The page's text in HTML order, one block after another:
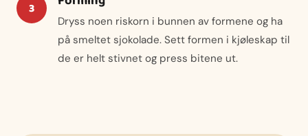
Dryss noen riskorn i bunnen av formene og ha
på smeltet sjokolade. Sett formen i kjøleskap til
de er helt stivnet og press bitene ut.